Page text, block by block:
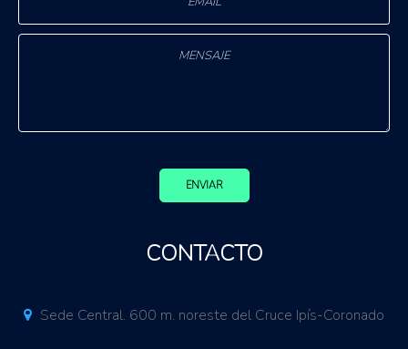
ENVIAR
CONTACTO
Sede Central. 600 m. noreste del Cruce Ipís-Coronado